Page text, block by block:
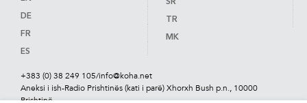
DE
FR
ES
SR
TR
MK
+383 (0) 38 249 105/info@koha.net
Aneksi i ish-Radio Prishtinës (kati i parë) Xhorxh Bush p.n., 10000
Prishtinë